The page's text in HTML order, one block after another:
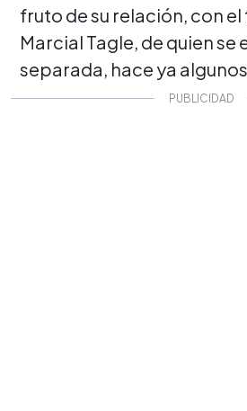
fruto de su relación, con
Marcial Tagle, de quien se
separada, hace ya